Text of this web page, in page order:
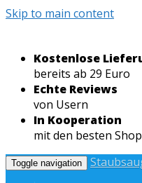
Skip to main content
Kostenlose
bereits ab 29 Euro
Echte Reviews
von Usern
In Kooperation
mit den besten
Toggle navigation